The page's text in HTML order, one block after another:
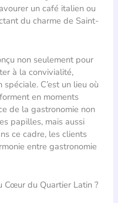
un café italien ou
du charme de Saint-
non seulement pour
à la convivialité,
C’est un lieu où
en moments
de la gastronomie non
papilles, mais aussi
ce cadre, les clients
entre gastronomie
Cœur du Quartier Latin ?